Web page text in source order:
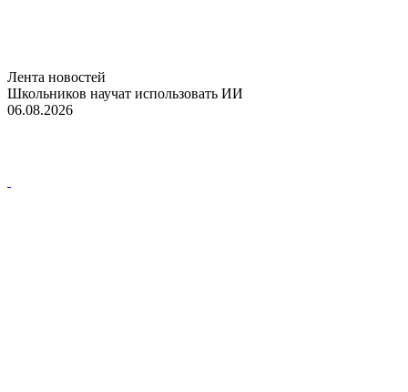
Лента новостей
Школьников научат использовать ИИ
06.08.2026